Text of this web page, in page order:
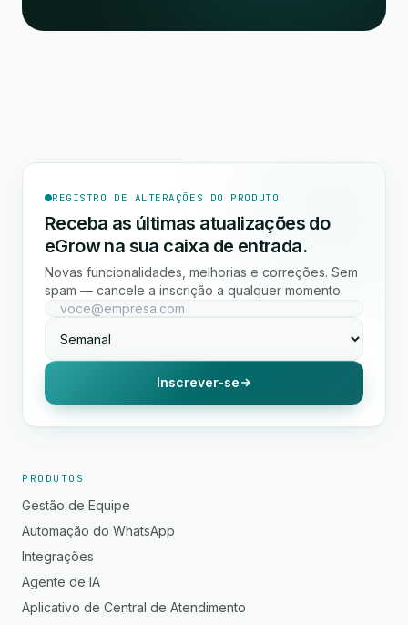
REGISTRO DE ALTERAÇÕES DO PRODUTO
Receba as últimas atualizações do
eGrow na sua caixa de entrada.
Novas funcionalidades, melhorias e correções. Sem
spam — cancele a inscrição a qualquer momento.
Inscrever-se
PRODUTOS
Gestão de Equipe
Automação do WhatsApp
Integrações
Agente de IA
Aplicativo de Central de Atendimento